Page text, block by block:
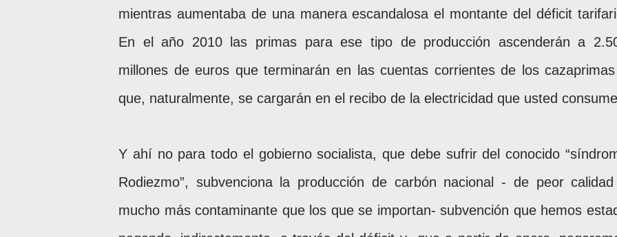
mientras aumentaba de una manera escandalosa el montante del déficit
En el año 2010 las primas para ese tipo de producción ascenderán a
millones de euros que terminarán en las cuentas corrientes de los
que, naturalmente, se cargarán en el recibo de la electricidad que usted
Y ahí no para todo el gobierno socialista, que debe sufrir del conocido
Rodiezmo”, subvenciona la producción de carbón nacional - de peor
mucho más contaminante que los que se importan- subvención que hemos